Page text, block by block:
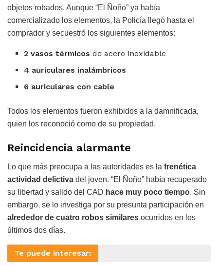
objetos robados. Aunque “El Ñoño” ya había
comercializado los elementos, la Policía llegó hasta el
comprador y secuestró los siguientes elementos:
2 vasos térmicos de acero inoxidable
4 auriculares inalámbricos
6 auriculares con cable
Todos los elementos fueron exhibidos a la damnificada,
quien los reconoció como de su propiedad.
Reincidencia alarmante
Lo que más preocupa a las autoridades es la frenética
actividad delictiva del joven. “El Ñoño” había recuperado
su libertad y salido del CAD hace muy poco tiempo. Sin
embargo, se lo investiga por su presunta participación en
alrededor de cuatro robos similares ocurridos en los
últimos dos días.
Te puede interesar: